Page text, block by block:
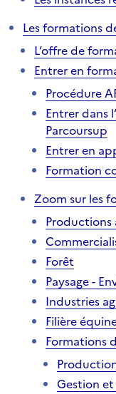
Les formations
L’offre de
Entrer en
Procédure
Entrer dans
Parcoursup
Entrer en
Formation
Zoom sur les
Productions
Forêt
Paysage -
Industries
Filière
Formations
Gestion